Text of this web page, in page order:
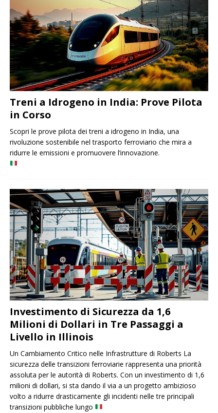
Treni a Idrogeno in India: Prove Pilota
in Corso
Scopri le prove pilota dei treni a idrogeno in India, una
rivoluzione sostenibile nel trasporto ferroviario che mira a
ridurre le emissioni e promuovere l’innovazione.
Investimento di Sicurezza da 1,6
Milioni di Dollari in Tre Passaggi a
Livello in Illinois
Un Cambiamento Critico nelle Infrastrutture di Roberts La
sicurezza delle transizioni ferroviarie rappresenta una priorità
assoluta per le autorità di Roberts. Con un investimento di 1,6
milioni di dollari, si sta dando il via a un progetto ambizioso
volto a ridurre drasticamente gli incidenti nelle tre principali
transizioni pubbliche lungo